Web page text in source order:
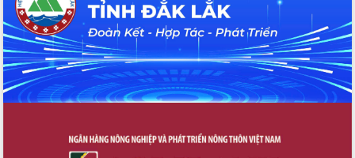
Đoàn thanh tra EC
Chủ tịch UBND tỉnh Tạ Anh Tuấn thăm,
chúc mừng các bệnh viện nhân Ngày
Thầy thuốc Việt Nam
Rộn ràng lễ hội truyền thống Sông
nước Đà Nông lần thứ I năm 2026
tỉnh Đắk Lắk thông qua các nghị quyết